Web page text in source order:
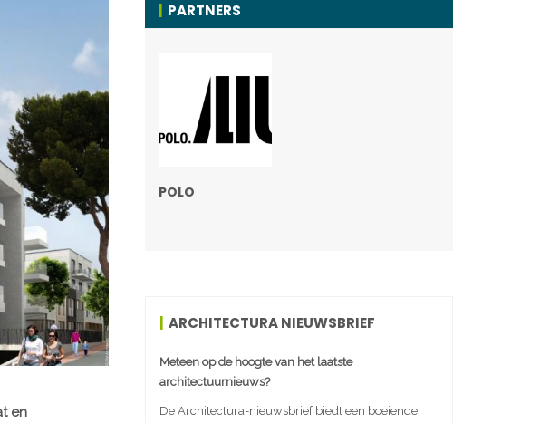
en
PARTNERS
POLO
ARCHITECTURA NIEUWSBRIEF
Meteen op de hoogte van het laatste
architectuurnieuws?
De Architectura-nieuwsbrief biedt een boeiende